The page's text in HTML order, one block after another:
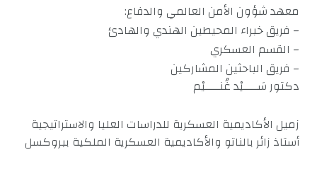
معهد شؤون الأمن العالمي والدفاع:
– فريق خبراء المحيطين الهندي والهادئ
– القسم العسكري
– فريق الباحثين المشاركين
دكتور سَــــيْد غُنــــيْم
زميل الأكاديمية العسكرية للدراسات العليا والاستراتيجية
أستاذ زائر بالناتو والأكاديمية العسكرية الملكية ببروكسل